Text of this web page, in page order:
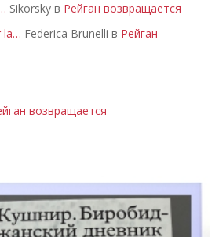
Sikorsky в Рейган возвращается
la… Federica Brunelli в Рейган
возвращается